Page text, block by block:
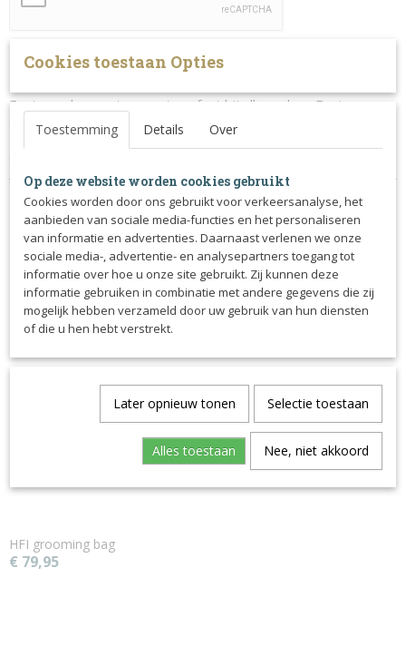
Omschrijving
Equipage laarzentas, past perfect bij alle andere Equipage
tassen.
Ook interessant
HFI grooming bag
€ 79,95
Cookies toestaan Opties
Toestemming Details Over
Op deze website worden cookies gebruikt
Cookies worden door ons gebruikt voor verkeersanalyse, het
aanbieden van sociale media-functies en het personaliseren
van informatie en advertenties. Daarnaast verlenen we onze
sociale media-, advertentie- en analysepartners toegang tot
informatie over hoe u onze site gebruikt. Zij kunnen deze
informatie gebruiken in combinatie met andere gegevens die zij
mogelijk hebben verzameld door uw gebruik van hun diensten
of die u hen hebt verstrekt.
Later opnieuw tonen Selectie toestaan
Alles toestaan Nee, niet akkoord